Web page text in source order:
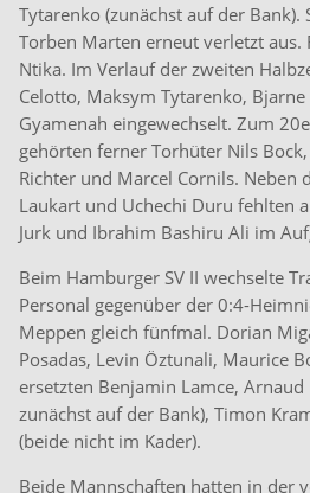
Tytarenko (zunächst auf der Bank).
Torben Marten erneut verletzt aus.
Ntika. Im Verlauf der zweiten
Celotto, Maksym Tytarenko,
Gyamenah eingewechselt. Zum
gehörten ferner Torhüter Nils
Richter und Marcel Cornils. Neben
Laukart und Uchechi Duru fehlten
Jurk und Ibrahim Bashiru Ali im
Beim Hamburger SV II wechselte
Personal gegenüber der 0:4-
Meppen gleich fünfmal. Dorian
Posadas, Levin Öztunali, Maurice
ersetzten Benjamin Lamce, Arnaud
zunächst auf der Bank), Timon
(beide nicht im Kader).
Beide Mannschaften hatten in der